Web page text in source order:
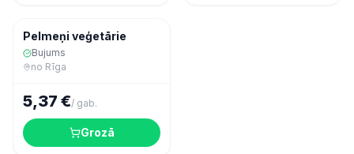
Saldēta pārtika
Pelmeņi veģetārie
Bujums
no Rīga
5,37 €/ gab.
Grozā